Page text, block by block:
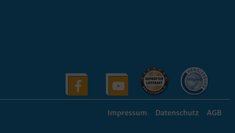
Impressum Datenschutz AGB